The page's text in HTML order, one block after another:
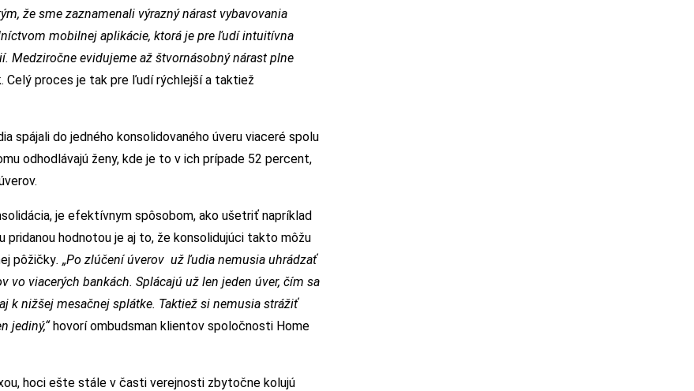
že sme zaznamenali výrazný nárast vybavovania
mobilnej aplikácie, ktorá je pre ľudí intuitívna
evidujeme až štvornásobný nárast plne
Celý proces je tak pre ľudí rýchlejší a taktiež
spájali do jedného konsolidovaného úveru viaceré spolu
odhodlávajú ženy, kde je to v ich prípade 52 percent,
je efektívnym spôsobom, ako ušetriť napríklad
pridanou hodnotou je aj to, že konsolidujúci takto môžu
pôžičky. „Po zlúčení úverov už ľudia nemusia uhrádzať
vo viacerých bankách. Splácajú už len jeden úver, čím sa
k nižšej mesačnej splátke. Taktiež si nemusia strážiť
jediný,“hovorí ombudsman klientov spoločnosti Home
hoci ešte stále v časti verejnosti zbytočne kolujú